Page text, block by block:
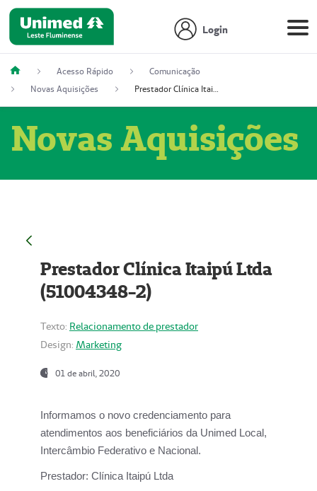
Login
Acesso Rápido
Comunicação
Novas Aquisições
Prestador Clínica Itaipú Ltda (51004348-2)
Novas Aquisições
Prestador Clínica Itaipú Ltda
(51004348-2)
Texto: Relacionamento de prestador
Design: Marketing
01 de abril, 2020
Informamos o novo credenciamento para
atendimentos aos beneficiários da Unimed Local,
Intercâmbio Federativo e Nacional.
Prestador: Clínica Itaipú Ltda